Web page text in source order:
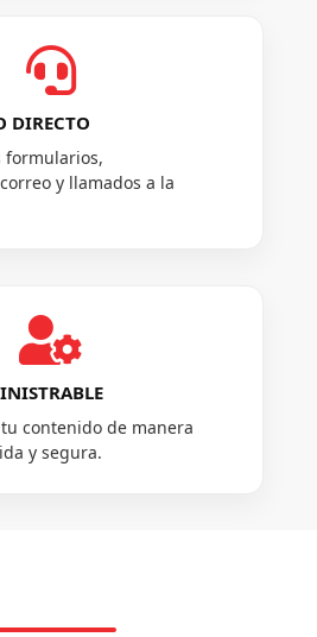

DIRECTO
formularios,
y llamados a la

contenido de manera
y segura.